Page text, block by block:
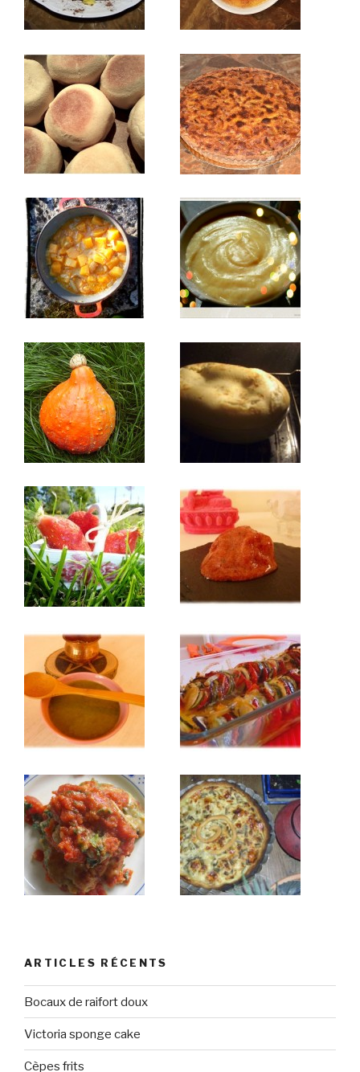
ARTICLES RÉCENTS
Bocaux de raifort doux
Victoria sponge cake
Cèpes frits